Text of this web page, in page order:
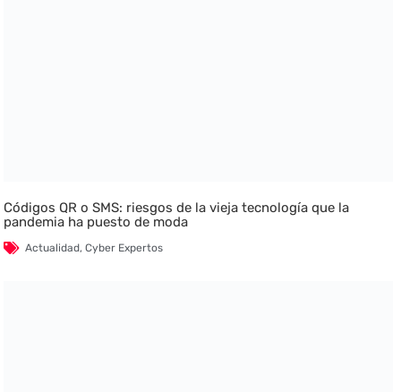
Códigos QR o SMS: riesgos de la vieja tecnología que la
pandemia ha puesto de moda
Actualidad,Cyber Expertos